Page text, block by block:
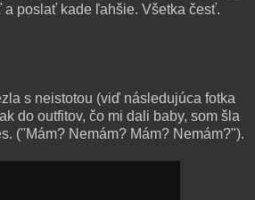
poslať kade ľahšie. Všetka česť.
s neistotou (viď následujúca fotka
do outfitov, čo mi dali baby, som šla
("Mám? Nemám? Mám? Nemám?").